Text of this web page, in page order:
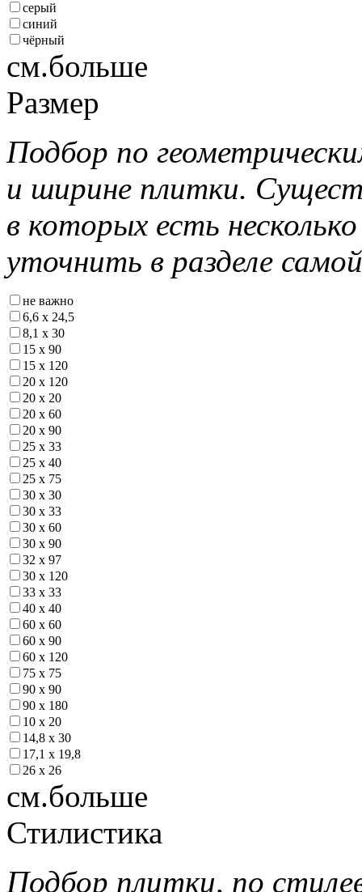
серый
синий
чёрный
см.больше
Размер
Подбор по
и ширине плитки.
в которых есть
уточнить в разделе
не важно
6,6 х 24,5
8,1 х 30
15 х 90
15 х 120
20 х 120
20 х 20
20 х 60
20 х 90
25 х 33
25 х 40
25 х 75
30 х 30
30 х 33
30 х 60
30 х 90
32 х 97
30 х 120
33 х 33
40 х 40
60 х 60
60 х 90
60 х 120
75 х 75
90 х 90
90 х 180
10 х 20
14,8 х 30
17,1 х 19,8
26 х 26
см.больше
Стилистика
Подбор плитки, по